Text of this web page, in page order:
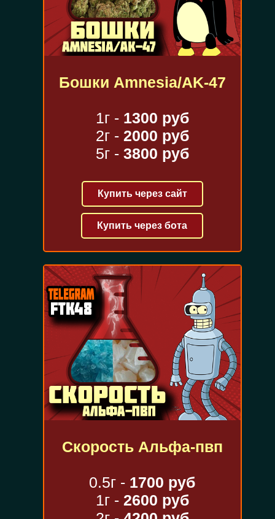
Бошки Amnesia/AK-47
1г - 1300 руб
2г - 2000 руб
5г - 3800 руб
Купить через сайт
Купить через бота
Скорость Альфа-пвп
0.5г - 1700 руб
1г - 2600 руб